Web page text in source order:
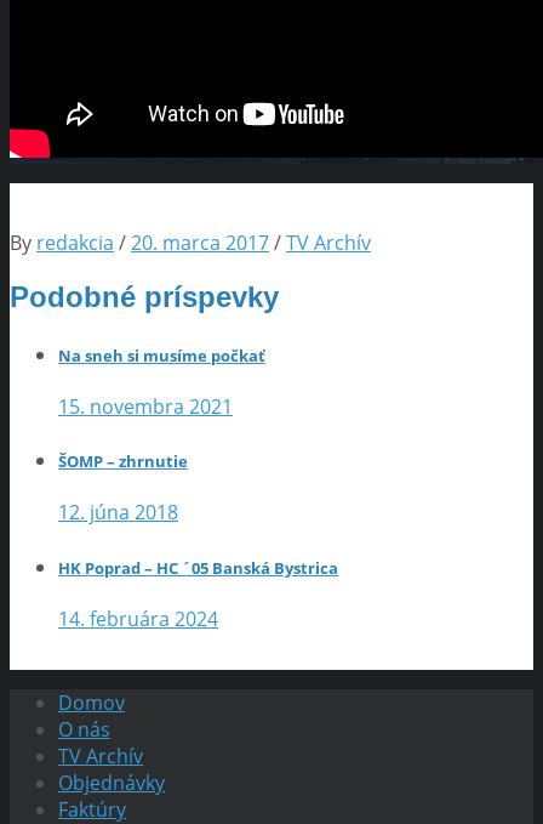
By redakcia /20. marca 2017/TV Archív
Podobné príspevky
Na sneh si musíme počkať
15. novembra 2021
ŠOMP – zhrnutie
12. júna 2018
HK Poprad – HC ´05 Banská Bystrica
14. februára 2024
Domov
O nás
TV Archív
Objednávky
Faktúry